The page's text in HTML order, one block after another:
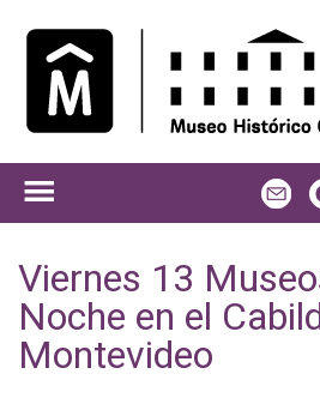
Viernes 13
Noche en el
Montevideo